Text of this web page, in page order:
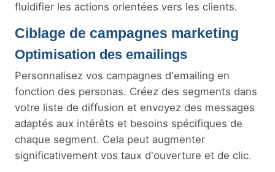
fluidifier les actions orientées vers les clients.
Ciblage de campagnes marketing
Optimisation des emailings
Personnalisez vos campagnes d'emailing en
fonction des personas. Créez des segments dans
votre liste de diffusion et envoyez des messages
adaptés aux intérêts et besoins spécifiques de
chaque segment. Cela peut augmenter
significativement vos taux d'ouverture et de clic.